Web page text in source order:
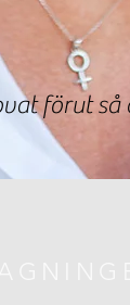
förut